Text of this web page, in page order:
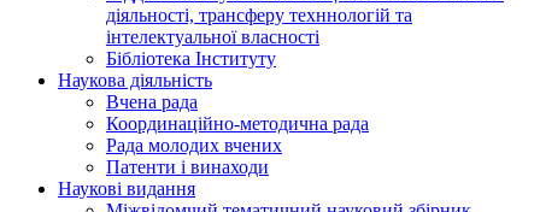
діяльності, трансферу техннологій та
інтелектуальної власності
Бібліотека Інституту
Наукова діяльність
Вчена рада
Координаційно-методична рада
Рада молодих вчених
Патенти і винаходи
Наукові видання